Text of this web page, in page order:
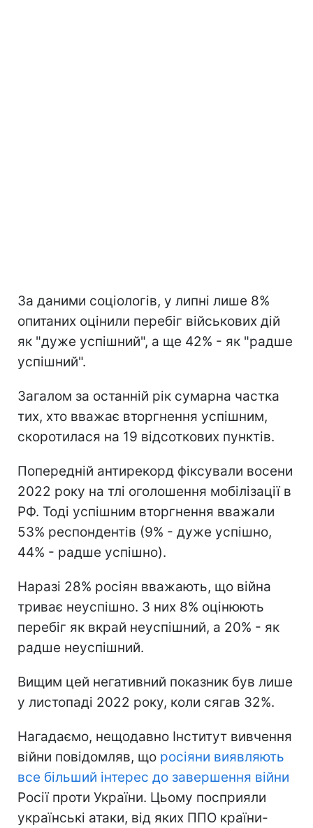
За даними соціологів, у липні лише 8%
опитаних оцінили перебіг військових дій
як "дуже успішний", а ще 42% - як "радше
успішний".
Загалом за останній рік сумарна частка
тих, хто вважає вторгнення успішним,
скоротилася на 19 відсоткових пунктів.
Попередній антирекорд фіксували восени
2022 року на тлі оголошення мобілізації в
РФ. Тоді успішним вторгнення вважали
53% респондентів (9% - дуже успішно,
44% - радше успішно).
Наразі 28% росіян вважають, що війна
триває неуспішно. З них 8% оцінюють
перебіг як вкрай неуспішний, а 20% - як
радше неуспішний.
Вищим цей негативний показник був лише
у листопаді 2022 року, коли сягав 32%.
Нагадаємо, нещодавно Інститут вивчення
війни повідомляв, що росіяни виявляють
все більший інтерес до завершення війни
Росії проти України. Цьому посприяли
українські атаки, від яких ППО країни-